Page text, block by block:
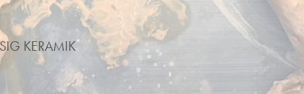
KERAMIK